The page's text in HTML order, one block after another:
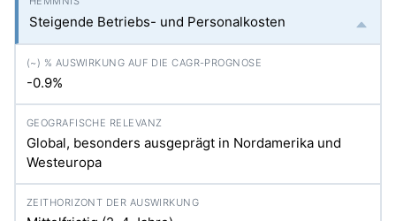
Steigende Betriebs- und Personalkosten
-0.9%
Global, besonders ausgeprägt in Nordamerika und
Westeuropa